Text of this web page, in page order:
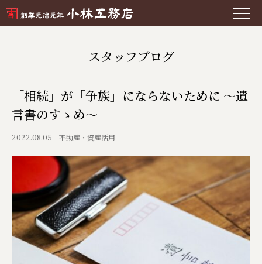
スタッフブログ
「相続」が「争族」にならないために ～遺
言書のすゝめ～
2022.08.05 不動産・資産活用